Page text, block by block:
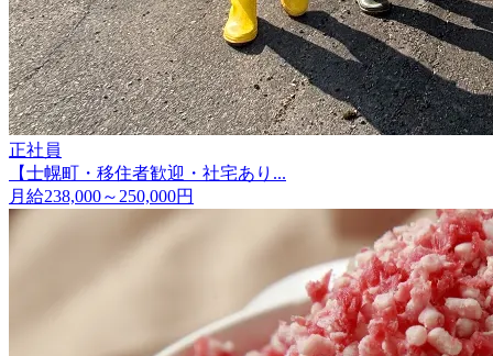
正社員
【士幌町・移住者歓迎・社宅あり...
月給238,000～250,000円